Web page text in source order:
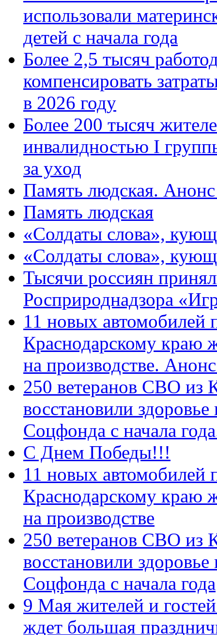
использовали
детей с начала года
Более 2,5 тысяч
компенсировать
в 2026 году
Более 200 тысяч
инвалидностью I
за уход
Память людская.
Память людская
«Солдаты слова»,
«Солдаты слова»,
Тысячи россиян
Росприроднадзора
11 новых автомобилей
Краснодарскому краю
на производстве.
250 ветеранов СВО из
восстановили
Соцфонда с начала
С Днем Победы!!!
11 новых автомобилей
Краснодарскому краю
на производстве
250 ветеранов СВО из
восстановили
Соцфонда с начала года
9 Мая жителей и
ждет большая